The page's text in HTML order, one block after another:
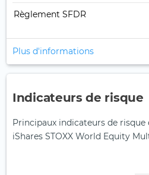
Règlement SFDR
Plus d'informations
Indicateurs de risque
Principaux indicateurs de
iShares STOXX World Equity